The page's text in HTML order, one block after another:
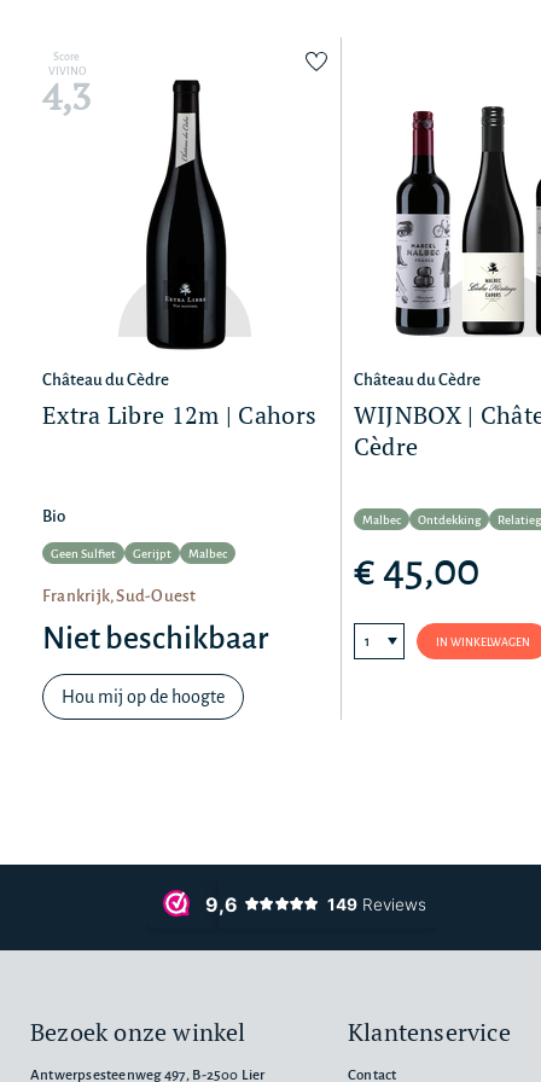
Score
VIVINO
4,3
Château du Cèdre
Extra Libre 12m | Cahors
Bio
Geen Sulfiet Gerijpt Malbec
Frankrijk, Sud-Ouest
Niet beschikbaar
Hou mij op de hoogte
Château du Cèdre
WIJNBOX |
Cèdre
Malbec Ontdekking
€ 45,00
IN WINKELWAGEN
Bezoek onze winkel
Antwerpsesteenweg 497, B-2500 Lier
Klantenservice
Contact